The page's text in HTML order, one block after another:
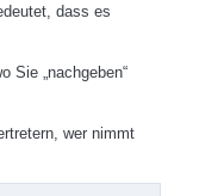
dass es
Sie „nachgeben“
wer nimmt